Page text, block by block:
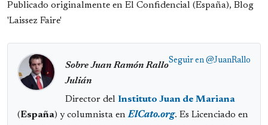
Publicado originalmente en El Confidencial (España), Blog
'Laissez Faire'
Seguir en @JuanRallo
Sobre Juan Ramón Rallo
Julián
Director del Instituto Juan de Mariana
(España) y columnista enElCato.org. Es Licenciado en